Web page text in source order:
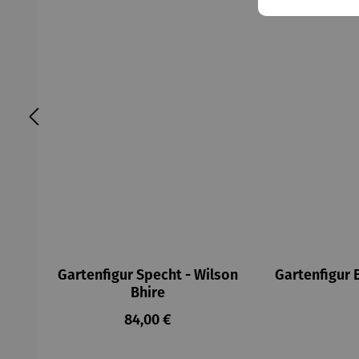
Gartenfigur Specht - Wilson
Bhire
Regulärer Preis:
84,00 €
Gartenfigur